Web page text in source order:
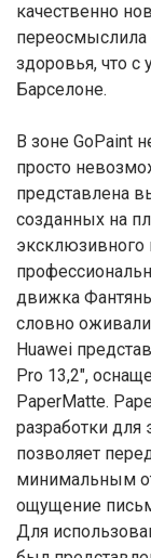
качественно
переосмыслила
здоровья, что с
Барселоне.
В зоне GoPaint
просто
представлена
созданных на
эксклюзивного
движка
словно
Huawei
Pro 13,2″,
PaperMatte.
разработки для
позволяет
минимальным
ощущение
Для